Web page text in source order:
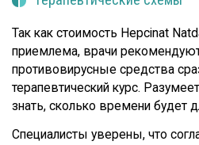
Так как стоимость Hepcinat
приемлема, врачи
противовирусные средства
терапевтический курс.
знать, сколько времени будет
Специалисты уверены, что